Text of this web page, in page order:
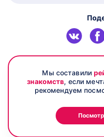
Мы составили
знакомств, если
рекомендуем